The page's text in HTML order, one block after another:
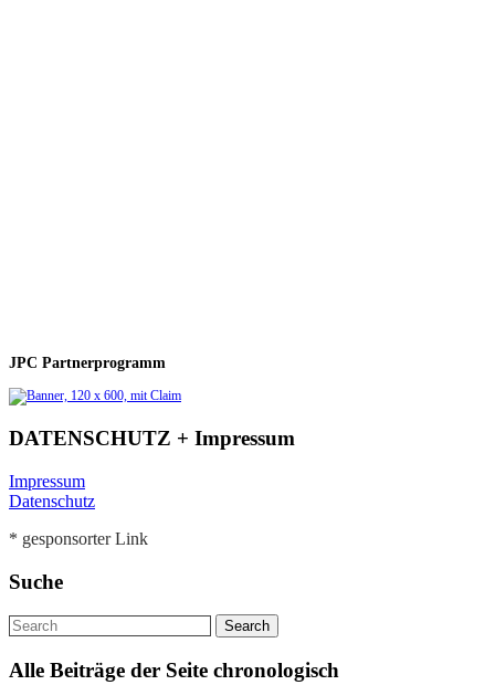
JPC Partnerprogramm
DATENSCHUTZ + Impressum
Impressum
Datenschutz
* gesponsorter Link
Suche
Alle Beiträge der Seite chronologisch